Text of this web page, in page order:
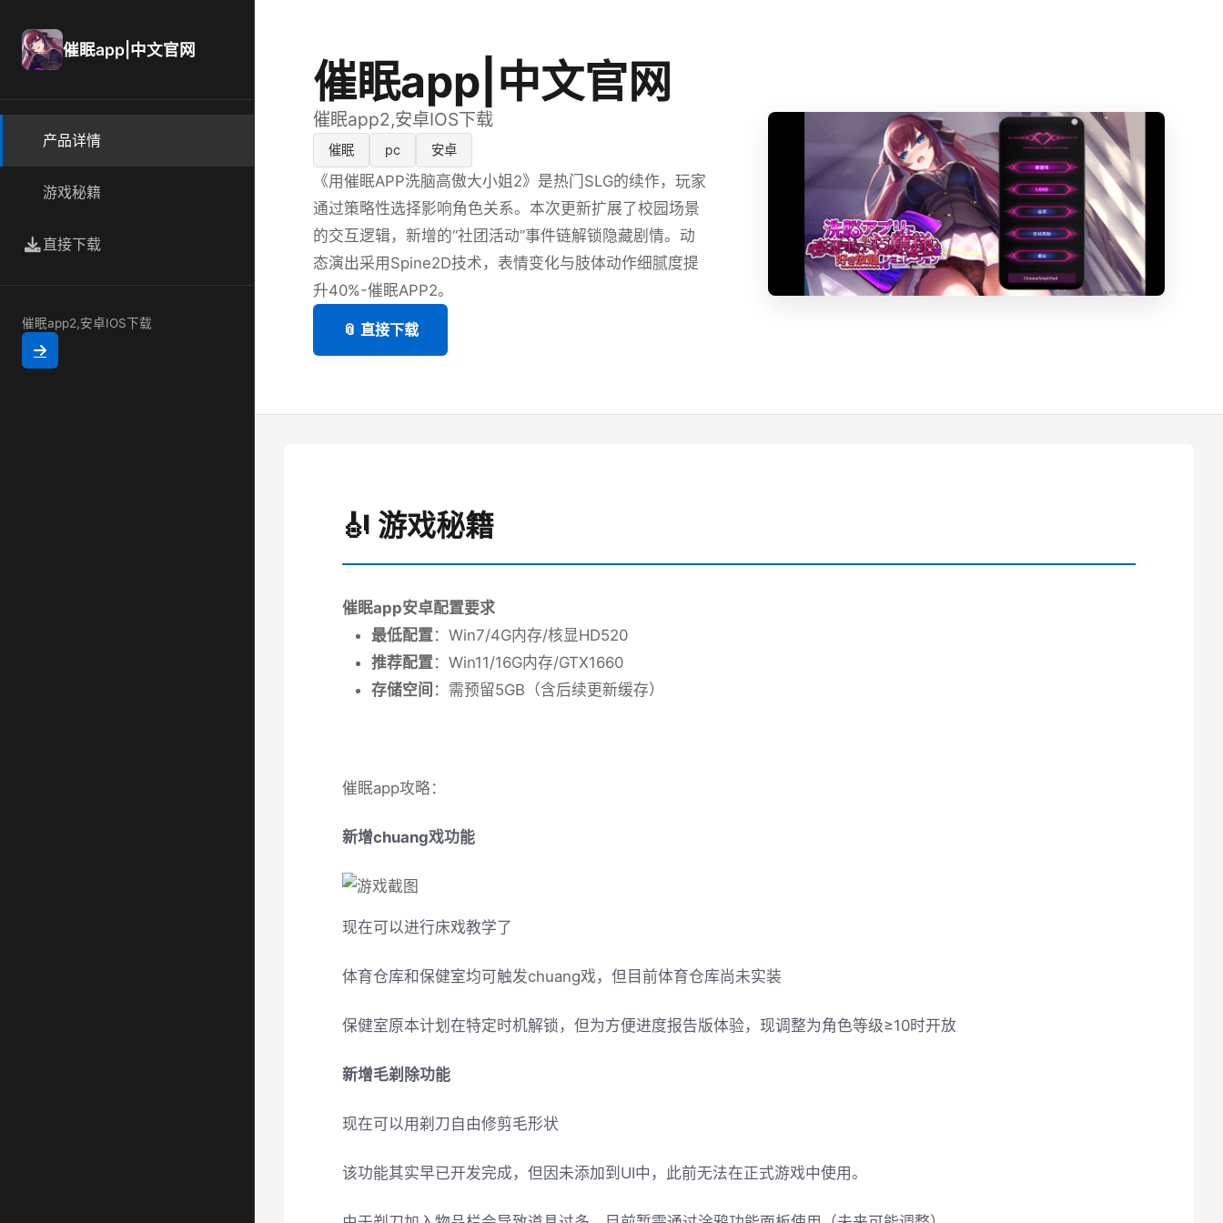
催眠app|中文官网
产品详情
游戏秘籍
直接下载
催眠app2,安卓IOS下载
催眠app|中文官网
催眠app2,安卓IOS下载
催眠 pc 安卓
《用催眠APP洗脑高傲大小姐2》是热门SLG的续作，玩家
通过策略性选择影响角色关系。本次更新扩展了校园场景
的交互逻辑，新增的“社团活动”事件链解锁隐藏剧情。动
态演出采用Spine2D技术，表情变化与肢体动作细腻度提
升40%-催眠APP2。
📎 直接下载
🎻 游戏秘籍
催眠app安卓配置要求
​最低配置​​：Win7/4G内存/核显HD520
​推荐配置​​：Win11/16G内存/GTX1660
​存储空间​ ​：需预留5GB（含后续更新缓存）
催眠app攻略：
新增chuang戏功能
现在可以进行床戏教学了
体育仓库和保健室均可触发chuang戏，但目前体育仓库尚未实装
保健室原本计划在特定时机解锁，但为方便进度报告版体验，现调整为角色等级≥10时开放
新增毛剃除功能
现在可以用剃刀自由修剪毛形状
该功能其实早已开发完成，但因未添加到UI中，此前无法在正式游戏中使用。